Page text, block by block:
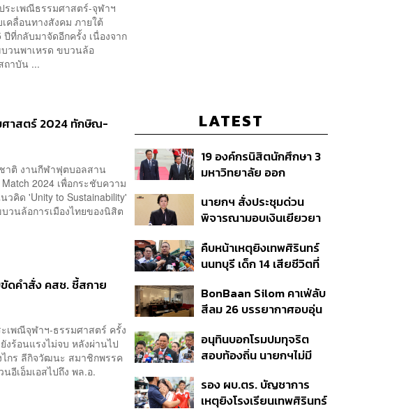
ะเพณีธรรมศาสตร์-จุฬาฯ
คลื่อนทางสังคม ภายใต้
ปีที่กลับมาจัดอีกครั้ง เนื่องจาก
วนพาเหรด ขบวนล้อ
ถาบัน ...
ศาสตร์ 2024 ทักษิณ-
าติ งานกีฬาฟุตบอลสาน
2024 เพื่อกระชับความ
คิด 'Unity to Sustainability'
วนล้อการเมืองไทยของนิสิต
ดคำสั่ง คสช. ชี้สกาย
ะเพณีจุฬาฯ-ธรรมศาสตร์ ครั้ง
งร้อนแรงไม่จบ หลังผ่านไป
ไกร ลีกิจวัฒนะ สมาชิกพรรค
อีเอ็มเอสไปถึง พล.อ.
LATEST
19 องค์กรนิสิตนักศึกษา 3
มหาวิทยาลัย ออก
รัฐบาลต้อนรับ ‘มิน อ่อง
หล่าย’
นายกฯ สั่งประชุมด่วน
พิจารณามอบเงินเยียวยา
ลบ. ทุพพลภาพ 7 แสนบาท
บาดเจ็บสาหัส 2 แสนบาท
บาท
คืบหน้าเหตุยิงเทพศิรินทร์
นนทบุรี เด็ก 14 เสียชีวิตที่
เสียชีวิต 5 ราย เจ็บ 22
ราย
BonBaan Silom คาเฟ่ลับ
สีลม 26 บรรยากาศอบอุ่น
อนุทินบอกโรมปมทุจริต
สอบท้องถิ่น นายกฯไม่มี
คนผิดมาลงโทษ
รอง ผบ.ตร. บัญชาการ
เหตุยิงโรงเรียนเทพศิรินทร์